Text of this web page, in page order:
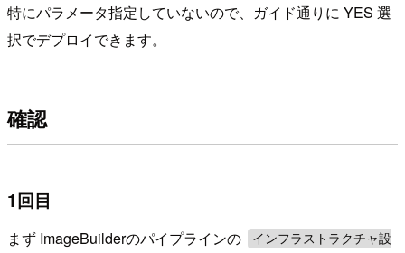
特にパラメータ指定していないので、ガイド通りに YES 選
択でデプロイできます。
確認
1回目
まず ImageBuilderのパイプラインの
インフラストラクチャ設